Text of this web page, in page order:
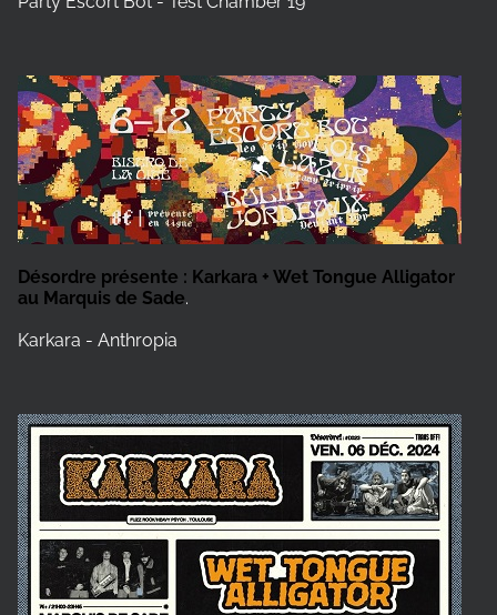
Désordre présente : Karkara + Wet Tongue Alligator
au Marquis de Sade.
Karkara - Anthropia